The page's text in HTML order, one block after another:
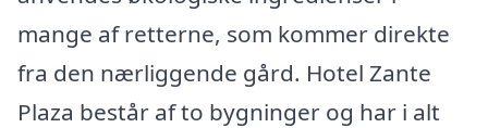
mange af retterne, som kommer direkte
fra den nærliggende gård. Hotel Zante
Plaza består af to bygninger og har i alt